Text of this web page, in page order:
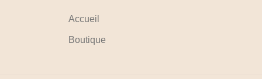
Accueil
Boutique